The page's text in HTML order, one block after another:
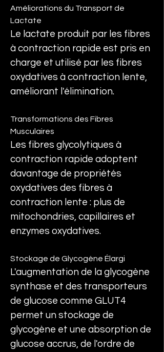
Améliorations du Transport de
Lactate
Le lactate produit par les fibres
à contraction rapide est pris en
charge et utilisé par les fibres
oxydatives à contraction lente,
améliorant l'élimination.
Transformations des Fibres
Musculaires
Les fibres glycolytiques à
contraction rapide adoptent
davantage de propriétés
oxydatives des fibres à
contraction lente : plus de
mitochondries, capillaires et
enzymes oxydatives.
Stockage de Glycogène Élargi
L'augmentation de la glycogène
synthase et des transporteurs
de glucose comme GLUT4
permet un stockage de
glycogène et une absorption de
glucose accrus, de l'ordre de